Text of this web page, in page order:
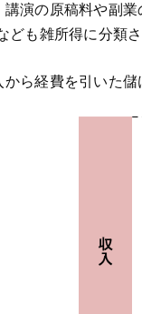
演の原稿料や副
も雑所得に分類さ
ら経費を引いた